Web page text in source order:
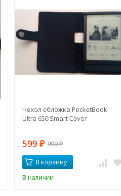
Чехол обложка PocketBook
Ultra 650 Smart Cover
599₽ 999₽
В корзину
В наличии